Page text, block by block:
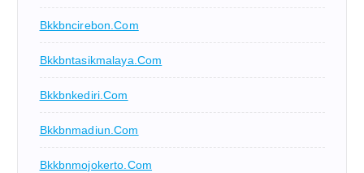
Bkkbncirebon.com
Bkkbntasikmalaya.com
Bkkbnkediri.com
Bkkbnmadiun.com
Bkkbnmojokerto.com